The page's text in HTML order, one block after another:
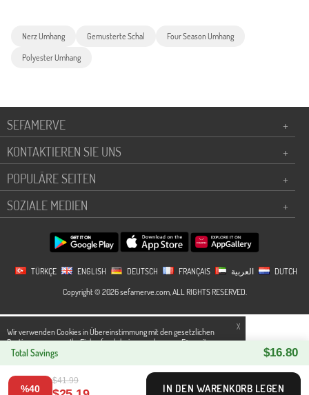
X
Wir verwenden Cookies in Übereinstimmung mit den gesetzlichen
Bestimmungen, um Ihr Einkaufserlebnis zu verbessern.Für weitere
Detallierte Informationen können Sie unsere
Nerz Umhang Gemusterte Schal Four Season Umhang
Polyester Umhang
Total Savings $16.80
%40
$41.99
IN DEN WARENKORB LEGEN
SEFAMERVE
+
KONTAKTIEREN SIE UNS
+
POPULÄRE SEITEN
+
SOZIALE MEDIEN
+
TÜRKÇE ENGLISH DEUTSCH FRANÇAIS
DUTCH
Copyright © 2026 sefamerve.com, ALL RIGHTS RESERVED.